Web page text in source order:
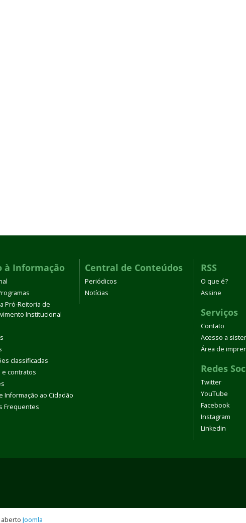
à Informação
Pró-Reitoria de
Institucional
classificadas
e contratos
Informação ao Cidadão
Frequentes
Central de Conteúdos
Periódicos
Notícias
RSS
O que é?
Assine
Serviços
Contato
Acesso a
Área de
Redes
Twitter
YouTube
Facebook
Instagram
Linkedin
Joomla